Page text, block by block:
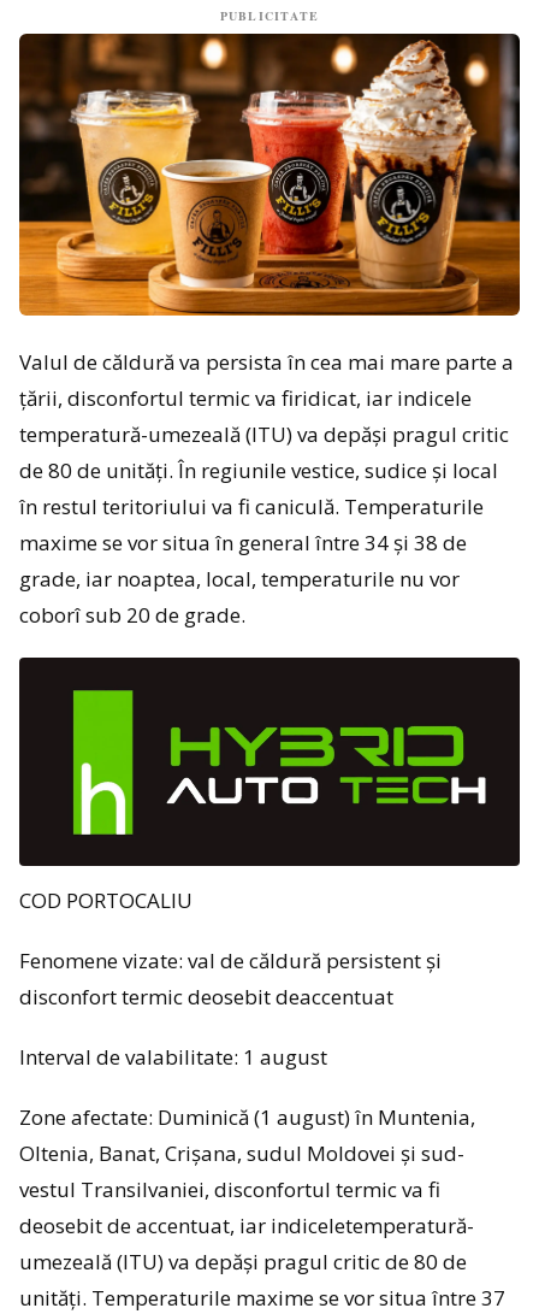
PUBLICITATE
Valul de căldură va persista în cea mai mare parte a
țării, disconfortul termic va firidicat, iar indicele
temperatură-umezeală (ITU) va depăși pragul critic
de 80 de unități. În regiunile vestice, sudice și local
în restul teritoriului va fi caniculă. Temperaturile
maxime se vor situa în general între 34 și 38 de
grade, iar noaptea, local, temperaturile nu vor
coborî sub 20 de grade.
COD PORTOCALIU
Fenomene vizate: val de căldură persistent și
disconfort termic deosebit deaccentuat
Interval de valabilitate: 1 august
Zone afectate: Duminică (1 august) în Muntenia,
Oltenia, Banat, Crișana, sudul Moldovei și sud-
vestul Transilvaniei, disconfortul termic va fi
deosebit de accentuat, iar indiceletemperatură-
umezeală (ITU) va depăși pragul critic de 80 de
unități. Temperaturile maxime se vor situa între 37